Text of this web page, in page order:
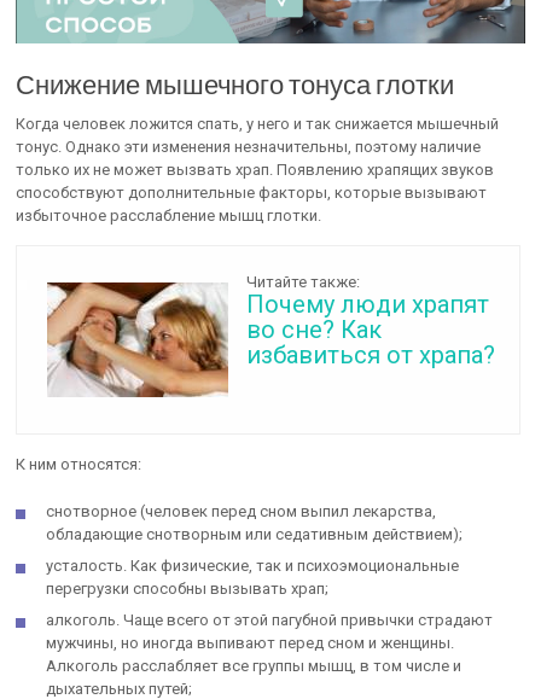
Снижение мышечного тонуса глотки
Когда человек ложится спать, у него и так снижается мышечный
тонус. Однако эти изменения незначительны, поэтому наличие
только их не может вызвать храп. Появлению храпящих звуков
способствуют дополнительные факторы, которые вызывают
избыточное расслабление мышц глотки.
Читайте также:
Почему люди храпят
во сне? Как
избавиться от храпа?
К ним относятся:
снотворное (человек перед сном выпил лекарства,
обладающие снотворным или седативным действием);
усталость. Как физические, так и психоэмоциональные
перегрузки способны вызывать храп;
алкоголь. Чаще всего от этой пагубной привычки страдают
мужчины, но иногда выпивают перед сном и женщины.
Алкоголь расслабляет все группы мышц, в том числе и
дыхательных путей;